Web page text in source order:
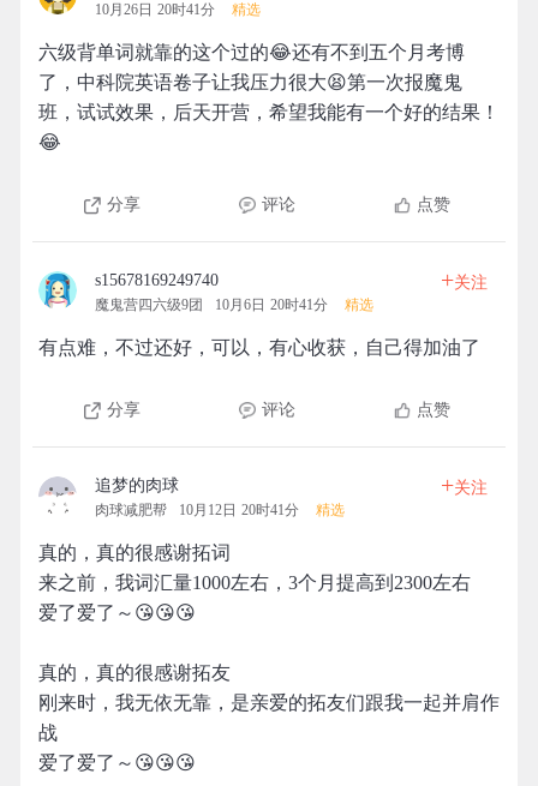
10月26日 20时41分 精选
六级背单词就靠的这个过的😂还有不到五个月考博
了，中科院英语卷子让我压力很大😫第一次报魔鬼
班，试试效果，后天开营，希望我能有一个好的结果！
😂
分享 评论 点赞
s15678169249740
魔鬼营四六级9团 10月6日 20时41分 精选
+关注
有点难，不过还好，可以，有心收获，自己得加油了
分享 评论 点赞
追梦的肉球
肉球减肥帮 10月12日 20时41分 精选
+关注
真的，真的很感谢拓词
来之前，我词汇量1000左右，3个月提高到2300左右
爱了爱了～😘😘😘
真的，真的很感谢拓友
刚来时，我无依无靠，是亲爱的拓友们跟我一起并肩作
战
爱了爱了～😘😘😘